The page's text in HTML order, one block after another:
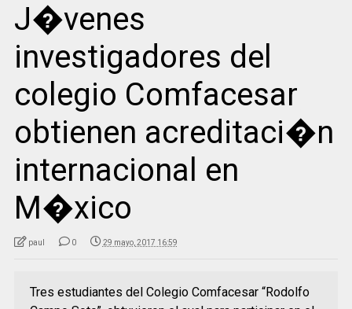
J�venes
investigadores del
colegio Comfacesar
obtienen acreditaci�n
internacional en
M�xico
paul 0 29 mayo, 2017 16:59
Tres estudiantes del Colegio Comfacesar “Rodolfo